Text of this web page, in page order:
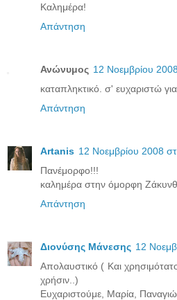
Καλημέρα!
Απάντηση
Ανώνυμος 12 Νοεμβρίου
καταπληκτικό. σ' ευχαριστώ
Απάντηση
Artanis 12 Νοεμβρίου 2008
Πανέμορφο!!!
καλημέρα στην όμορφη
Απάντηση
Διονύσης Μάνεσης 12
Απολαυστικό ( Και
χρήσιν..)
Ευχαριστούμε, Μαρία,